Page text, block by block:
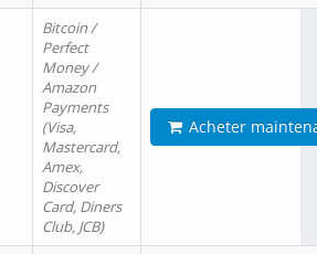
Bitcoin /
Perfect
Money /
Amazon
Payments
(Visa,
Mastercard,
Amex,
Discover
Card, Diners
Club, JCB)
Acheter